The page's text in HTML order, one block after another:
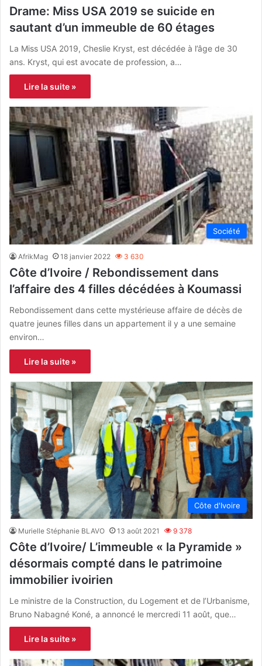
Drame: Miss USA 2019 se suicide en
sautant d’un immeuble de 60 étages
La Miss USA 2019, Cheslie Kryst, est décédée à l’âge de 30
ans. Kryst, qui est avocate de profession, a…
Lire la suite »
Société
AfrikMag 18 janvier 2022 3 630
Côte d’Ivoire / Rebondissement dans
l’affaire des 4 filles décédées à Koumassi
Rebondissement dans cette mystérieuse affaire de décès de
quatre jeunes filles dans un appartement il y a une semaine
environ…
Lire la suite »
Côte d'Ivoire
Murielle Stéphanie BLAVO 13 août 2021 9 378
Côte d’Ivoire/ L’immeuble « la Pyramide »
désormais compté dans le patrimoine
immobilier ivoirien
Le ministre de la Construction, du Logement et de l’Urbanisme,
Bruno Nabagné Koné, a annoncé le mercredi 11 août, que…
Lire la suite »